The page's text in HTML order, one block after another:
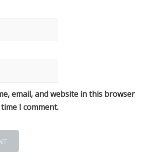
email, and website in this browser
I comment.